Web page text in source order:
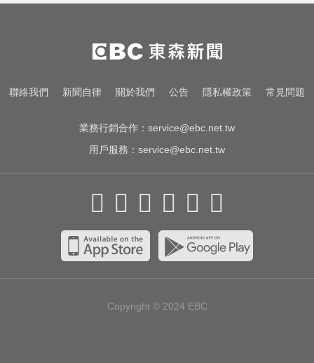
大黎加連2年來台
你也有膝蓋喀喀響？醫揭1習慣 恐
害越走越沒力
民進黨資深前輩辭世！前彰化市代
聯絡我們 新聞自律 關於我們 公告 隱私權政策 常見問題
業務行銷合作： service@ebc.net.tw
用戶服務： service@ebc.net.tw
Copyright © 2024 EBC